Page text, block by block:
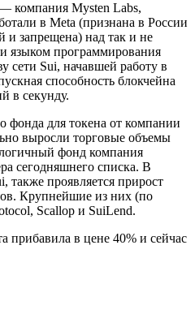
компания Mysten Labs,
в Meta (признана в России
и запрещена) над так и не
языком программирования
сети Sui, начавшей работу в
способность блокчейна
в секунду.
фонда для токена от компании
выросли торговые объемы
фонд компания
сегодняшнего списка. В
также проявляется прирост
Крупнейшие из них (по
Scallop и SuiLend.
в цене 40% и сейчас